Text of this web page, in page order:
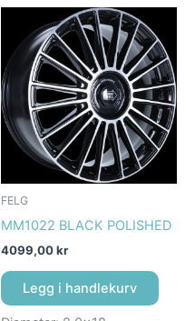
FELG
MM1022 BLACK POLISHED
4099,00kr
Legg i handlekurv